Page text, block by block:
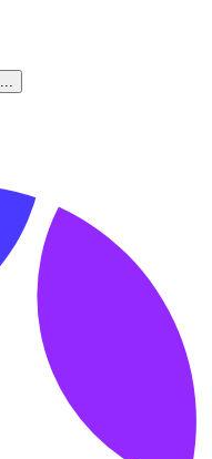
...